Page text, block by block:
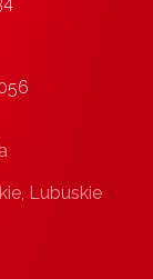
Lubuskie